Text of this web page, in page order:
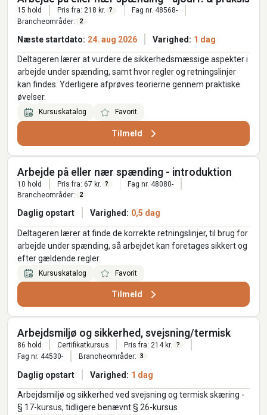
15 hold Pris fra: 218 kr. ?
Fag nr. 48568-
Brancheområder:
2
Næste startdato: 24. aug 2026 Varighed: 1 dag
Deltageren lærer at vurdere de sikkerhedsmæssige aspekter i
arbejde under spænding, samt hvor regler og retningslinjer
kan findes. Yderligere afprøves teorierne gennem praktiske
øvelser.
Kursuskatalog Favorit
Tilmeld
Arbejde på eller nær spænding - introduktion
10 hold Pris fra: 67 kr. ?
Fag nr. 48080-
Brancheområder:
2
Daglig opstart Varighed: 0,5 dag
Deltageren lærer at finde de korrekte retningslinjer, til brug for
arbejde under spænding, så arbejdet kan foretages sikkert og
efter gældende regler.
Kursuskatalog Favorit
Tilmeld
Arbejdsmiljø og sikkerhed, svejsning/termisk
86 hold Certifikatkursus Pris fra: 214 kr. ?
Fag nr. 44530- Brancheområder: 3
Daglig opstart Varighed: 1 dag
Arbejdsmiljø og sikkerhed ved svejsning og termisk skæring -
§ 17-kursus, tidligere benævnt § 26-kursus